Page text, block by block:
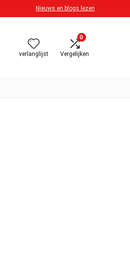
Nieuws en blogs lezen
verlanglijst
0
Vergelijken